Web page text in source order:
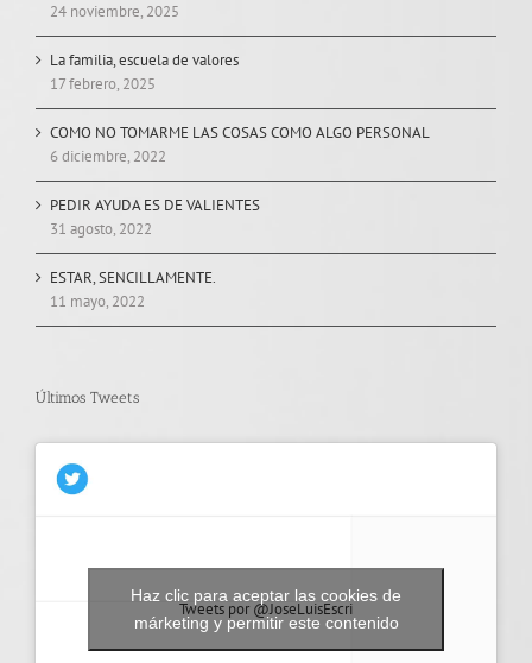
24 noviembre, 2025
La familia, escuela de valores
17 febrero, 2025
COMO NO TOMARME LAS COSAS COMO ALGO PERSONAL
6 diciembre, 2022
PEDIR AYUDA ES DE VALIENTES
31 agosto, 2022
ESTAR, SENCILLAMENTE.
11 mayo, 2022
Últimos Tweets
Tweets por @JoseLuisEscri
Haz clic para aceptar las cookies de
márketing y permitir este contenido